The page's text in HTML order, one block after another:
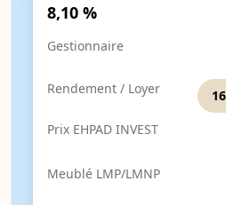
8,10 %
Gestionnaire
Rendement / Loyer
Prix EHPAD INVEST
Meublé LMP/LMNP